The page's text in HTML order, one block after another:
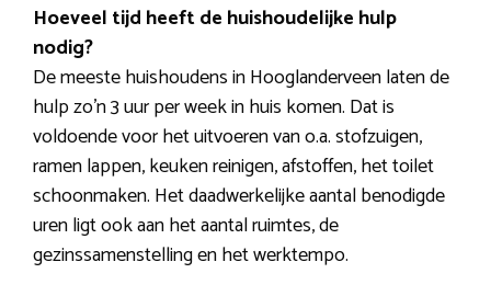
Hoeveel tijd heeft de huishoudelijke hulp
nodig?
De meeste huishoudens in Hooglanderveen laten de
hulp zo’n 3 uur per week in huis komen. Dat is
voldoende voor het uitvoeren van o.a. stofzuigen,
ramen lappen, keuken reinigen, afstoffen, het toilet
schoonmaken. Het daadwerkelijke aantal benodigde
uren ligt ook aan het aantal ruimtes, de
gezinssamenstelling en het werktempo.